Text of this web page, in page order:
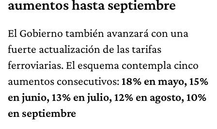
aumentos hasta septiembre
El Gobierno también avanzará con una
fuerte actualización de las tarifas
ferroviarias. El esquema contempla cinco
aumentos consecutivos:18% en mayo, 15%
en junio, 13% en julio, 12% en agosto, 10%
en septiembre